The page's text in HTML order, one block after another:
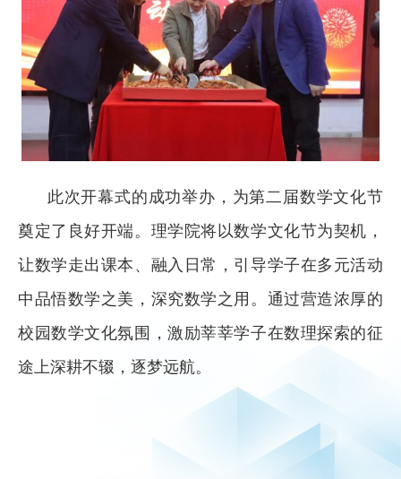
此次开幕式的成功举办，为第二届数学文化节
奠定了良好开端。理学院将以数学文化节为契机，
让数学走出课本、融入日常，引导学子在多元活动
中品悟数学之美，深究数学之用。通过营造浓厚的
校园数学文化氛围，激励莘莘学子在数理探索的征
途上深耕不辍，逐梦远航。